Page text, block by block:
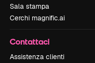
Sala stampa
Cerchi magnific.ai
Contattaci
Assistenza clienti